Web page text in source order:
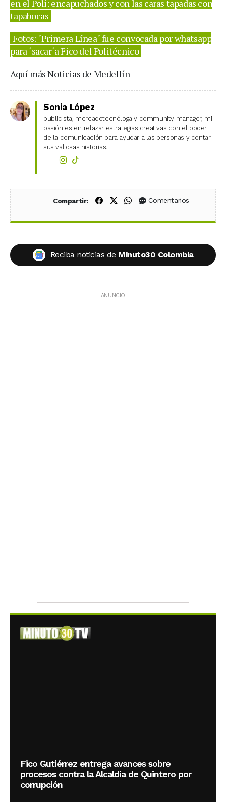
en el Poli: encapuchados y con las caras tapadas con
tapabocas
Fotos: ´Primera Línea´ fue convocada por whatsapp
para ´sacar´a Fico del Politécnico
Aquí más Noticias de Medellín
Sonia López
publicista, mercadotecnóloga y community manager, mi
pasión es entrelazar estrategias creativas con el poder
de la comunicación para ayudar a las personas y contar
sus valiosas historias.
Compartir: Compartir en Facebook
Compartir en X (Twitter)
Compartir en WhatsApp
Comentarios
Reciba noticias de Minuto30 Colombia
ANUNCIO
Fico Gutiérrez entrega avances sobre
procesos contra la Alcaldía de Quintero por
corrupción